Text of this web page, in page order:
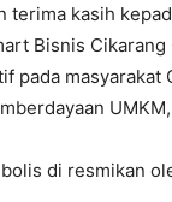
terima kasih
Bisnis
pada
UMKM,
di resmikan